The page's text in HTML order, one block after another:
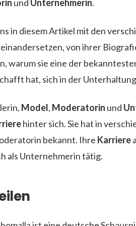
und Unternehmerin.
in diesem Artikel mit den
von ihrer
warum sie eine der
hat, sich in der
Model, Moderatorin und
hinter sich. Sie hat in
bekannt. Ihre Karriere
als Unternehmerin tätig.